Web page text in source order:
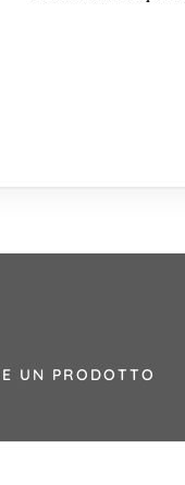
UN PRODOTTO